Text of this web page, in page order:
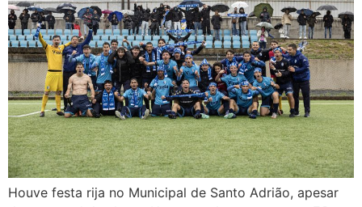
Houve festa rija no Municipal de Santo Adrião, apesar